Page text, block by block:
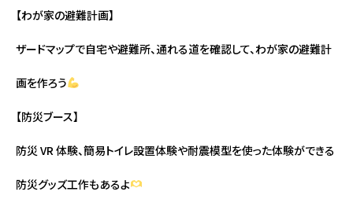
【わが家の避難計画】
ザードマップで自宅や避難所、通れる道を確認して、わが家の避難計
画を作ろう
【防災ブース】
防災 VR 体験、簡易トイレ設置体験や耐震模型を使った体験ができる
防災グッズ工作もあるよ